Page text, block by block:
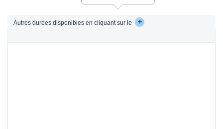
Autres durées disponibles en cliquant sur le +